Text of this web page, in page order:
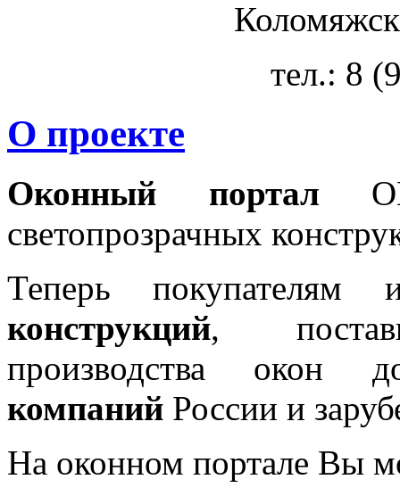
тел.: 8
О проекте
Оконный портал
светопрозрачных
Теперь покупателям
конструкций,
производства окон
компаний России и
На оконном портале Вы